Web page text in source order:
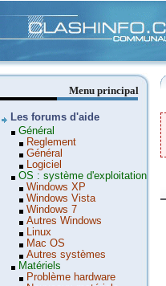
Menu principal
Les forums d'aide
Général
Reglement
Général
Logiciel
OS : système d'exploitation
Windows XP
Windows Vista
Windows 7
Autres Windows
Linux
Mac OS
Autres systèmes
Matériels
Problème hardware